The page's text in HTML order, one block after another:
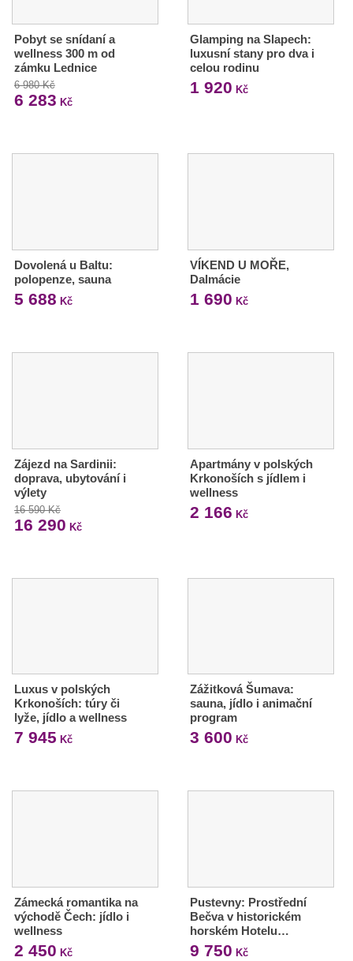
Pobyt se snídaní a
wellness 300 m od
zámku Lednice
6 980 Kč
6 283 Kč
Glamping na Slapech:
luxusní stany pro dva i
celou rodinu
1 920 Kč
Dovolená u Baltu:
polopenze, sauna
5 688 Kč
VÍKEND U MOŘE,
Dalmácie
1 690 Kč
Zájezd na Sardinii:
doprava, ubytování i
výlety
16 590 Kč
16 290 Kč
Apartmány v polských
Krkonoších s jídlem i
wellness
2 166 Kč
Luxus v polských
Krkonoších: túry či
lyže, jídlo a wellness
7 945 Kč
Zážitková Šumava:
sauna, jídlo i animační
program
3 600 Kč
Zámecká romantika na
východě Čech: jídlo i
wellness
2 450 Kč
Pustevny: Prostřední
Bečva v historickém
horském Hotelu…
9 750 Kč